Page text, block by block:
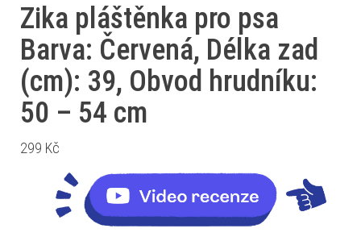
Zika pláštěnka pro psa
Barva: Červená, Délka zad
(cm): 39, Obvod hrudníku:
50 – 54 cm
299 Kč